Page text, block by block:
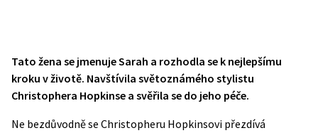
Tato žena se jmenuje Sarah a rozhodla se k nejlepšímu
kroku v životě. Navštívila světoznámého stylistu
Christophera Hopkinse a svěřila se do jeho péče.
Ne bezdůvodně se Christopheru Hopkinsovi přezdívá